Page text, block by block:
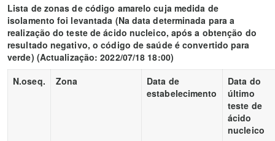
Lista de zonas de código amarelocuja medida de
isolamento foi levantada (Na data determinada para a
realização do teste de ácido nucleico, após a obtenção do
resultado negativo, o código de saúde é convertido para
verde) (Actualização: 2022/07/18 18:00)
N.oseq.
Zona
Data de
estabelecimento
Data do
último
teste de
ácido
nucleico